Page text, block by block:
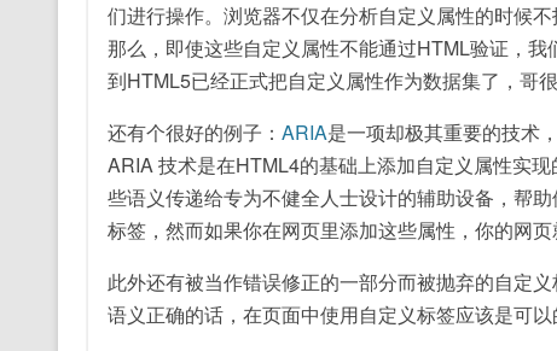
们进行操作。浏览器不仅在分析自定义属性的时候
那么，即使这些自定义属性不能通过HTML验证，
到HTML5已经正式把自定义属性作为数据集了，哥很
还有个很好的例子： ARIA是一项却极其重要的技术
ARIA 技术是在HTML4的基础上添加自定义属性实
些语义传递给专为不健全人士设计的辅助设备，帮
标签，然而如果你在网页里添加这些属性，你的网页
此外还有被当作错误修正的一部分而被抛弃的自定
语义正确的话，在页面中使用自定义标签应该是可